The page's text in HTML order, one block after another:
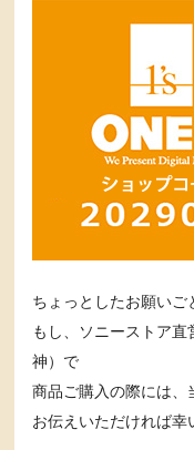
ちょっとしたお願いご
もし、ソニーストア
神）で
商品ご購入の際には
お伝えいただければ幸